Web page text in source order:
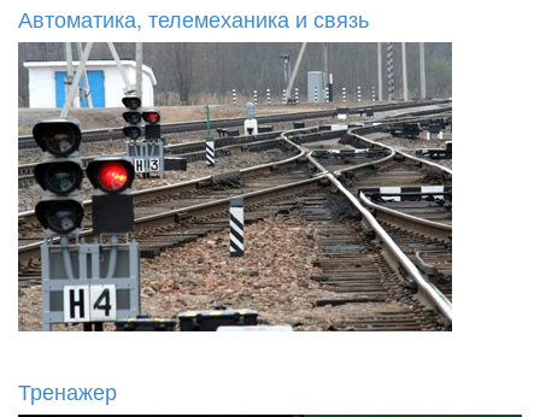
Автоматика, телемеханика и связь
Тренажер